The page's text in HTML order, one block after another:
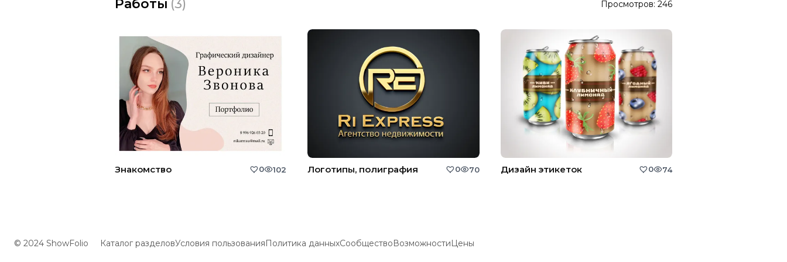
Работы (3) Просмотров: 246
Знакомство 0 102 Логотипы, полиграфия 0 70 Дизайн этикеток 0 74
© 2024 ShowFolio Каталог разделовУсловия пользованияПолитика данныхСообществоВозможностиЦены